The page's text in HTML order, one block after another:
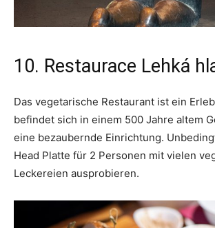
10. Restaurace Lehká
Das vegetarische Restaurant ist ein
befindet sich in einem 500 Jahre altem
eine bezaubernde Einrichtung.
Head Platte für 2 Personen mit vielen
Leckereien ausprobieren.